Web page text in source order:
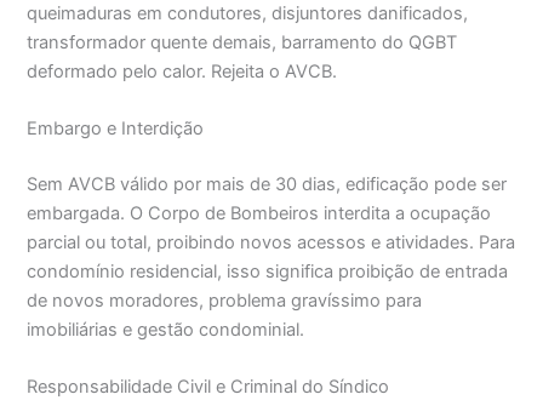
queimaduras em condutores, disjuntores danificados,
transformador quente demais, barramento do QGBT
deformado pelo calor. Rejeita o AVCB.
Embargo e Interdição
Sem AVCB válido por mais de 30 dias, edificação pode ser
embargada. O Corpo de Bombeiros interdita a ocupação
parcial ou total, proibindo novos acessos e atividades. Para
condomínio residencial, isso significa proibição de entrada
de novos moradores, problema gravíssimo para
imobiliárias e gestão condominial.
Responsabilidade Civil e Criminal do Síndico